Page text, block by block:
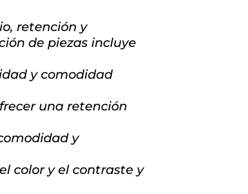
retención y
de piezas incluye
y comodidad
una retención
y
color y el contraste y